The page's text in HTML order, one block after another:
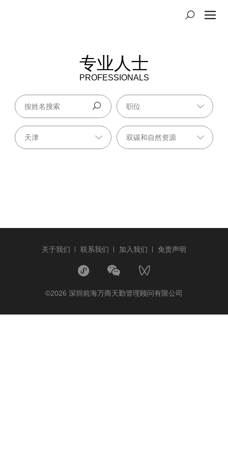
专业人士
PROFESSIONALS
关于我们 联系我们 加入我们 免责声明
©2026 深圳前海万商天勤管理顾问有限公司